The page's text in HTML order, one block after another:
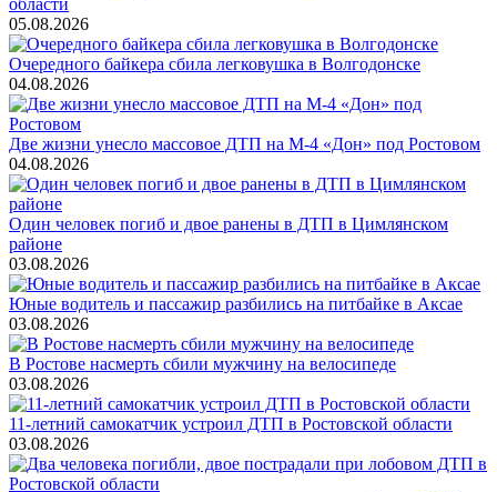
05.08.2026
Очередного байкера сбила легковушка в Волгодонске
04.08.2026
Две жизни унесло массовое ДТП на М-4 «Дон» под Ростовом
04.08.2026
Один человек погиб и двое ранены в ДТП в Цимлянском
районе
03.08.2026
Юные водитель и пассажир разбились на питбайке в Аксае
03.08.2026
В Ростове насмерть сбили мужчину на велосипеде
03.08.2026
11-летний самокатчик устроил ДТП в Ростовской области
03.08.2026